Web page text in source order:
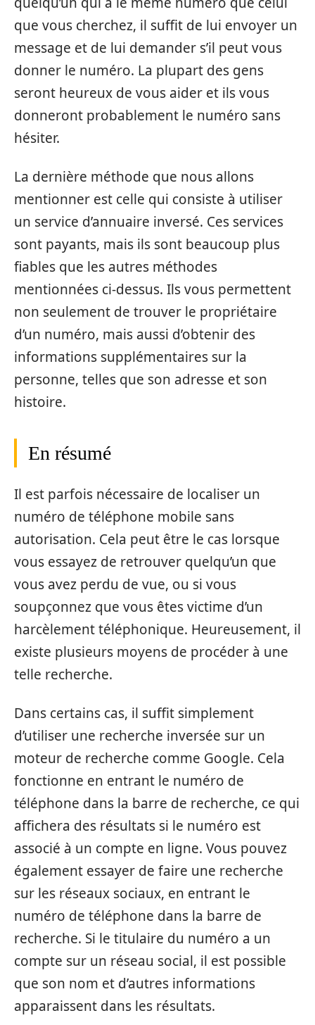
que vous cherchez, il suffit de lui envoyer un
message et de lui demander s’il peut vous
donner le numéro. La plupart des gens
seront heureux de vous aider et ils vous
donneront probablement le numéro sans
hésiter.
La dernière méthode que nous allons
mentionner est celle qui consiste à utiliser
un service d’annuaire inversé. Ces services
sont payants, mais ils sont beaucoup plus
fiables que les autres méthodes
mentionnées ci-dessus. Ils vous permettent
non seulement de trouver le propriétaire
d’un numéro, mais aussi d’obtenir des
informations supplémentaires sur la
personne, telles que son adresse et son
histoire.
En résumé
Il est parfois nécessaire de localiser un
numéro de téléphone mobile sans
autorisation. Cela peut être le cas lorsque
vous essayez de retrouver quelqu’un que
vous avez perdu de vue, ou si vous
soupçonnez que vous êtes victime d’un
harcèlement téléphonique. Heureusement, il
existe plusieurs moyens de procéder à une
telle recherche.
Dans certains cas, il suffit simplement
d’utiliser une recherche inversée sur un
moteur de recherche comme Google. Cela
fonctionne en entrant le numéro de
téléphone dans la barre de recherche, ce qui
affichera des résultats si le numéro est
associé à un compte en ligne. Vous pouvez
également essayer de faire une recherche
sur les réseaux sociaux, en entrant le
numéro de téléphone dans la barre de
recherche. Si le titulaire du numéro a un
compte sur un réseau social, il est possible
que son nom et d’autres informations
apparaissent dans les résultats.